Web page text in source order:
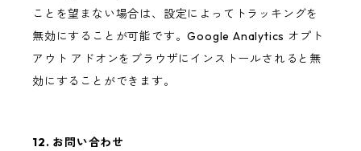
ことを望まない場合は、設定によってトラッキングを
無効にすることが可能です。Google Analytics オプト
アウト アドオンをブラウザにインストールされると無
効にすることができます。
12. お問い合わせ